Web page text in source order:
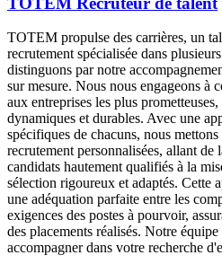
TOTEM propulse des carrières, un
recrutement spécialisée dans
distinguons par notre
sur mesure. Nous nous engageons à
aux entreprises les plus
dynamiques et durables. Avec une
spécifiques de chacuns, nous
recrutement personnalisées, allant de
candidats hautement qualifiés à la
sélection rigoureux et adaptés. Cette
une adéquation parfaite entre les
exigences des postes à pourvoir,
des placements réalisés. Notre
accompagner dans votre recherche